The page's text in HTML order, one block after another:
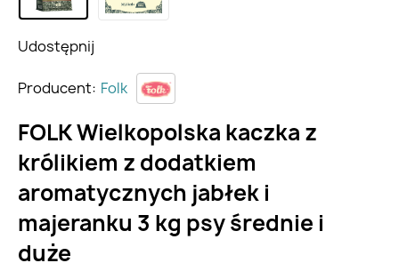
FOLK Wielkopolska kaczka z
królikiem z dodatkiem
aromatycznych jabłek i
majeranku 3 kg psy średnie i
duże
Producent: Folk
Udostępnij